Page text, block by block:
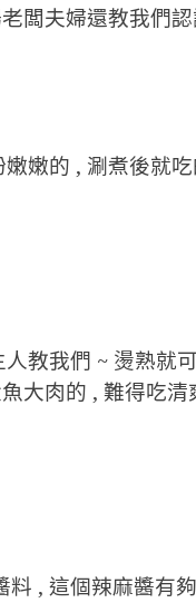
闆夫婦還教我們
嫩的 , 涮煮後就
教我們 ~ 燙熟就
大肉的 , 難得吃清
料 , 這個辣麻醬有